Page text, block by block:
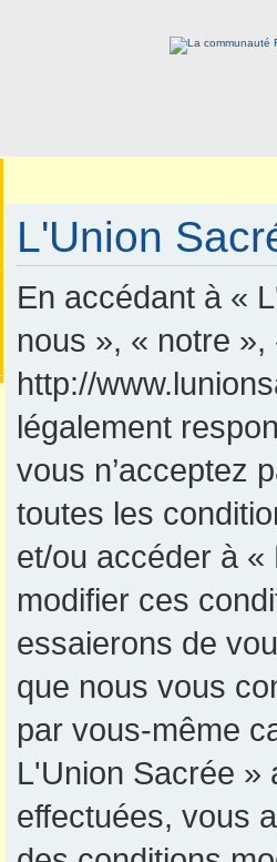
L'Union
En accédant à «
nous », « notre
http://
légalement
vous n’acceptez
toutes les
et/ou accéder à
modifier ces
essaierons de
que nous vous
par vous-même
L'Union Sacrée »
effectuées, vous